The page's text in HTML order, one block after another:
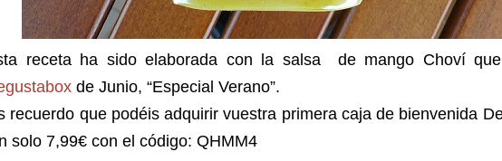
receta ha sido elaborada con la salsa de mango Choví
de Junio, “Especial Verano”.
recuerdo que podéis adquirir vuestra primera caja de bienvenida
solo 7,99€ con el código: QHMM4